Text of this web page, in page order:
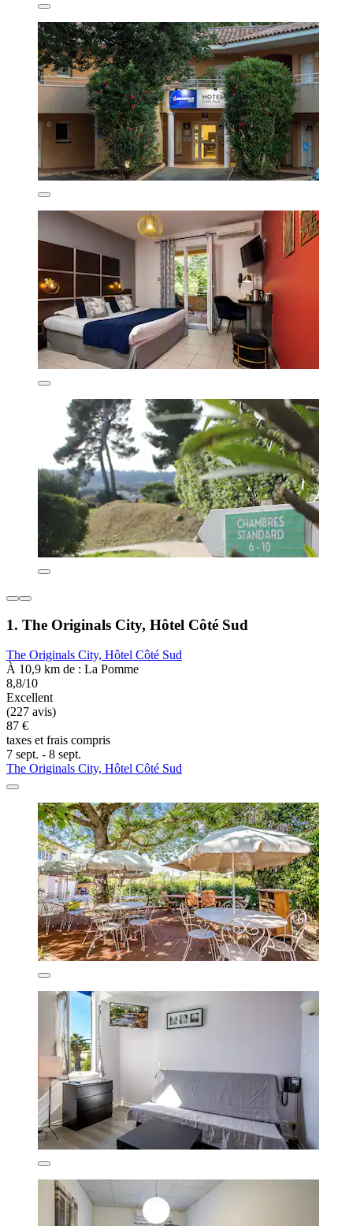
1. The Originals City, Hôtel Côté Sud
The Originals City, Hôtel Côté Sud
À 10,9 km de : La Pomme
8,8/10
Excellent
(227 avis)
87 €
taxes et frais compris
7 sept. - 8 sept.
The Originals City, Hôtel Côté Sud